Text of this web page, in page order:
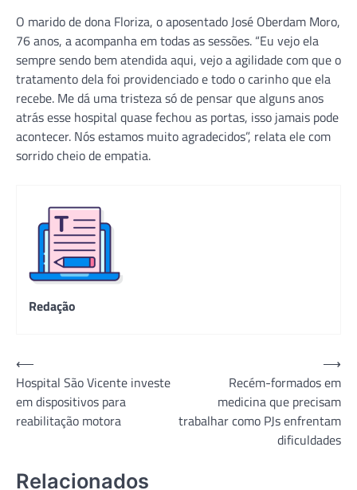
O marido de dona Floriza, o aposentado José Oberdam Moro,
76 anos, a acompanha em todas as sessões. “Eu vejo ela
sempre sendo bem atendida aqui, vejo a agilidade com que o
tratamento dela foi providenciado e todo o carinho que ela
recebe. Me dá uma tristeza só de pensar que alguns anos
atrás esse hospital quase fechou as portas, isso jamais pode
acontecer. Nós estamos muito agradecidos”, relata ele com
sorrido cheio de empatia.
Redação
Navegação
de
Post
⟵
Hospital São Vicente investe
em dispositivos para
reabilitação motora
Recém-formados em
medicina que precisam
trabalhar como PJs enfrentam
dificuldades
⟶
Relacionados